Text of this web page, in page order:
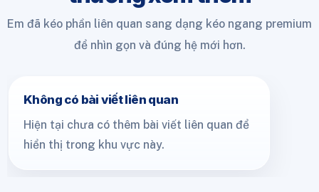
Em đã kéo phần liên quan sang dạng kéo ngang premium
để nhìn gọn và đúng hệ mới hơn.
Không có bài viết liên quan
Hiện tại chưa có thêm bài viết liên quan để
hiển thị trong khu vực này.